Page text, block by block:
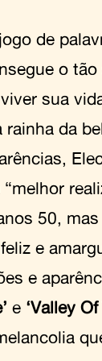
de
o
sua
rainha da
50,
e
e
e ‘Valley